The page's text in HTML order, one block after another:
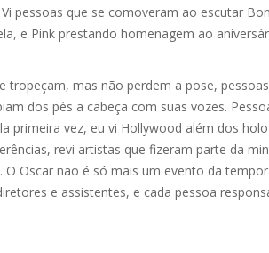
pessoas que se comoveram ao escutar
e Pink prestando homenagem ao
tropeçam, mas não perdem a pose,
dos pés a cabeça com suas vozes.
primeira vez, eu vi Hollywood além dos
revi artistas que fizeram parte da
Oscar não é só mais um evento da
e assistentes, e cada pessoa